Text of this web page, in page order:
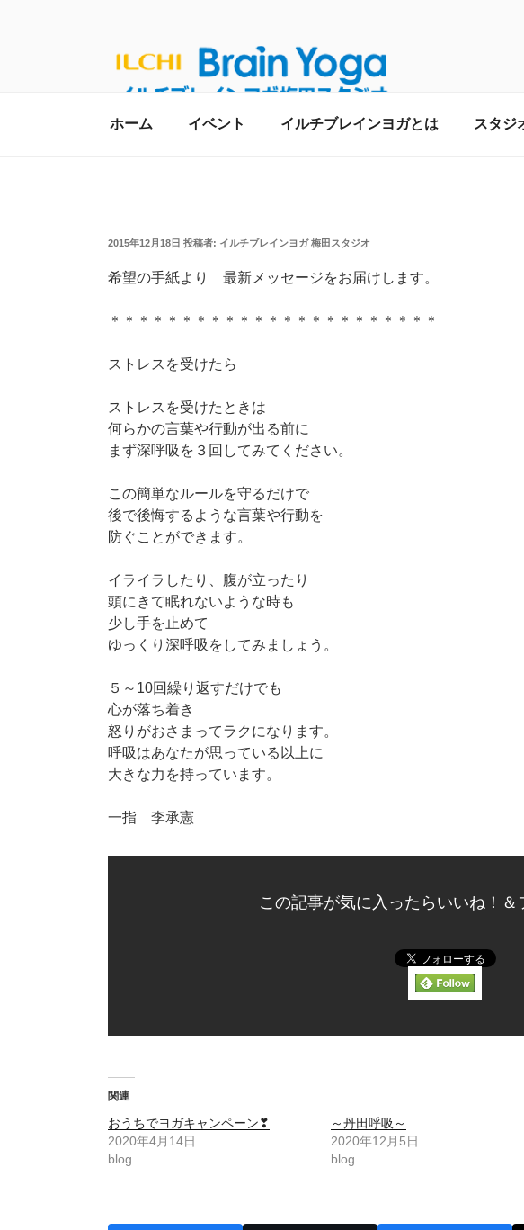
【呼吸・瞑想】イルチブレ
イルチブレインヨガ梅田スタジオへようこそ！呼吸と瞑想を通
ホーム イベント イルチブレインヨガとは スタジ
投
日:
2015年12月18日 投稿者: イルチブレインヨガ 梅田スタジオ
希望の手紙より 最新メッセージをお届けします。
＊＊＊＊＊＊＊＊＊＊＊＊＊＊＊＊＊＊＊＊＊＊＊
ストレスを受けたら
ストレスを受けたときは
何らかの言葉や行動が出る前に
まず深呼吸を３回してみてください。
この簡単なルールを守るだけで
後で後悔するような言葉や行動を
防ぐことができます。
イライラしたり、腹が立ったり
頭にきて眠れないような時も
少し手を止めて
ゆっくり深呼吸をしてみましょう。
５～10回繰り返すだけでも
心が落ち着き
怒りがおさまってラクになります。
呼吸はあなたが思っている以上に
大きな力を持っています。
一指 李承憲
この記事が気に入ったらいいね！＆
関連
おうちでヨガキャンペーン❣
2020年4月14日
blog
～丹田呼吸～
2020年12月5日
blog